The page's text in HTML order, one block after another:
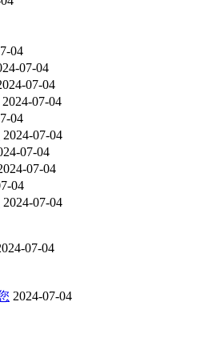
04
07-04
07-04
2024-07-04
04
2024-07-04
07-04
07-04
04
2024-07-04
07-04
2024-07-04